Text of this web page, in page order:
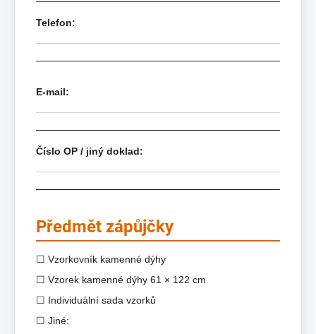
Telefon:
E-mail:
Číslo OP / jiný doklad:
Předmět zápůjčky
☐ Vzorkovník kamenné dýhy
☐ Vzorek kamenné dýhy 61 × 122 cm
☐ Individuální sada vzorků
☐ Jiné: